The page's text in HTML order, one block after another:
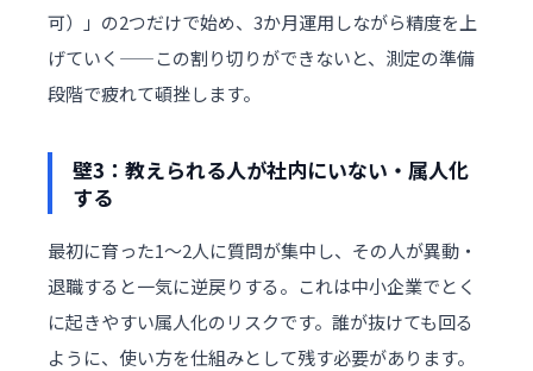
可）」の2つだけで始め、3か月運用しながら精度を上
げていく——この割り切りができないと、測定の準備
段階で疲れて頓挫します。
壁3：教えられる人が社内にいない・属人化
する
最初に育った1〜2人に質問が集中し、その人が異動・
退職すると一気に逆戻りする。これは中小企業でとく
に起きやすい属人化のリスクです。誰が抜けても回る
ように、使い方を仕組みとして残す必要があります。